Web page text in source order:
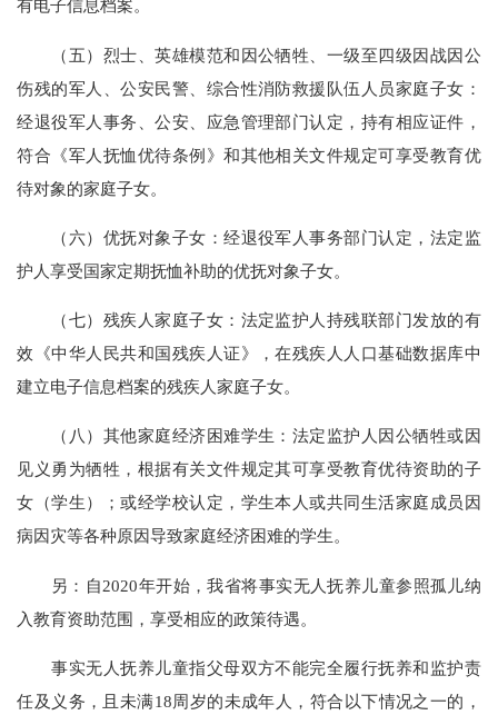
有电子信息档案。
（五）烈士、英雄模范和因公牺牲、一级至四级因战因公
伤残的军人、公安民警、综合性消防救援队伍人员家庭子女：
经退役军人事务、公安、应急管理部门认定，持有相应证件，
符合《军人抚恤优待条例》和其他相关文件规定可享受教育优
待对象的家庭子女。
（六）优抚对象子女：经退役军人事务部门认定，法定监
护人享受国家定期抚恤补助的优抚对象子女。
（七）残疾人家庭子女：法定监护人持残联部门发放的有
效《中华人民共和国残疾人证》，在残疾人人口基础数据库中
建立电子信息档案的残疾人家庭子女。
（八）其他家庭经济困难学生：法定监护人因公牺牲或因
见义勇为牺牲，根据有关文件规定其可享受教育优待资助的子
女（学生）；或经学校认定，学生本人或共同生活家庭成员因
病因灾等各种原因导致家庭经济困难的学生。
另：自2020年开始，我省将事实无人抚养儿童参照孤儿纳
入教育资助范围，享受相应的政策待遇。
事实无人抚养儿童指父母双方不能完全履行抚养和监护责
任及义务，且未满18周岁的未成年人，符合以下情况之一的，